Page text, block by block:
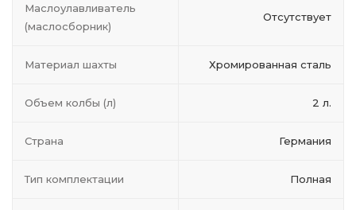
Маслоулавливатель
(маслосборник)
Отсутствует
Материал шахты Хромированная сталь
Объем колбы (л) 2 л.
Страна Германия
Тип комплектации Полная